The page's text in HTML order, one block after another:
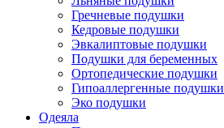
Гречневые подушки
Кедровые подушки
Эвкалиптовые подушки
Подушки для беременных
Ортопедические подушки
Гипоаллергенные подушки
Эко подушки
Одеяла